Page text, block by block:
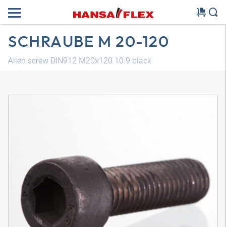
SCHRAUBE M 20-120
Allen screw DIN912 M20x120 10.9 black